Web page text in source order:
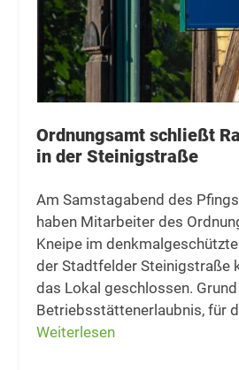
Ordnungsamt schließt
in der Steinigstraße
Am Samstagabend des
haben Mitarbeiter des
Kneipe im
der Stadtfelder Steinigstraße
das Lokal geschlossen.
Betriebsstättenerlaubnis, für
Weiterlesen